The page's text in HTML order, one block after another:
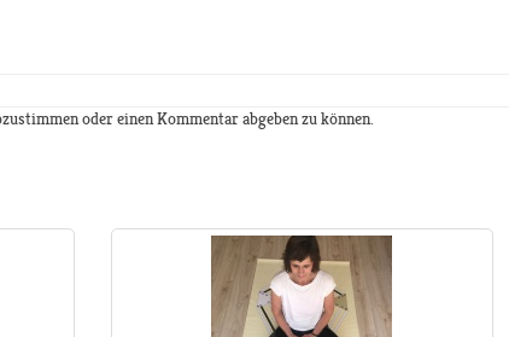
oder einen Kommentar abgeben zu können.